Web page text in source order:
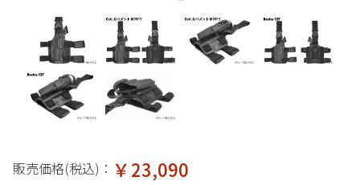
販売価格(税込)： ￥23,090